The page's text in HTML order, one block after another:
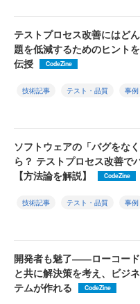
テストプロセス改善にはど
題を低減するためのヒント
伝授
CodeZine
技術記事 テスト・品質 事例
ソフトウェアの「バグをな
ら？ テストプロセス改善で
【方法論を解説】
CodeZine
技術記事 テスト・品質 事例
開発者も魅了――ローコー
と共に解決策を考え、ビジ
テムが作れる
CodeZine